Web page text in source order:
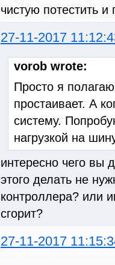
чистую потестить
27-11-2017
vorob wrote:
Просто я
простаивает. А
систему.
нагрузкой на
интересно чего вы
этого делать не
контроллера? или
сгорит?
27-11-2017